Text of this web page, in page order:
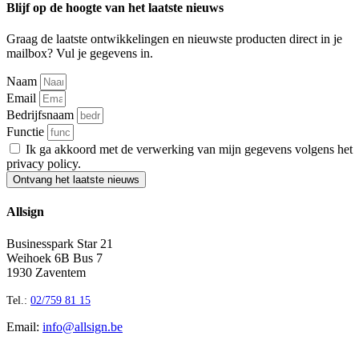
Blijf op de hoogte van het laatste nieuws
Graag de laatste ontwikkelingen en nieuwste producten direct in je
mailbox? Vul je gegevens in.
Naam
Email
Bedrijfsnaam
Functie
Ik ga akkoord met de verwerking van mijn gegevens volgens het
privacy policy.
Ontvang het laatste nieuws
Allsign
Businesspark Star 21
Weihoek 6B Bus 7
1930 Zaventem
Tel.: 02/759 81 15
Email: info@allsign.be